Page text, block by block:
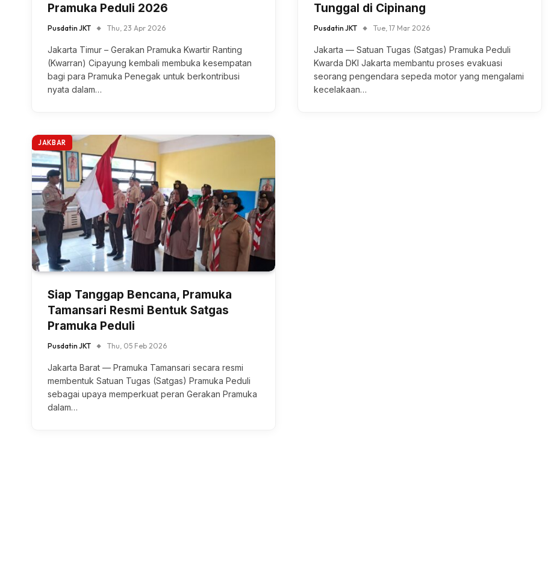
Pramuka Peduli 2026
Pusdatin JKT Thu, 23 Apr 2026
Jakarta Timur – Gerakan Pramuka Kwartir Ranting
(Kwarran) Cipayung kembali membuka kesempatan
bagi para Pramuka Penegak untuk berkontribusi
nyata dalam…
Tunggal di Cipinang
Pusdatin JKT Tue, 17 Mar 2026
Jakarta — Satuan Tugas (Satgas) Pramuka Peduli
Kwarda DKI Jakarta membantu proses evakuasi
seorang pengendara sepeda motor yang mengalami
kecelakaan…
JAKBAR
Siap Tanggap Bencana, Pramuka
Tamansari Resmi Bentuk Satgas
Pramuka Peduli
Pusdatin JKT Thu, 05 Feb 2026
Jakarta Barat — Pramuka Tamansari secara resmi
membentuk Satuan Tugas (Satgas) Pramuka Peduli
sebagai upaya memperkuat peran Gerakan Pramuka
dalam…